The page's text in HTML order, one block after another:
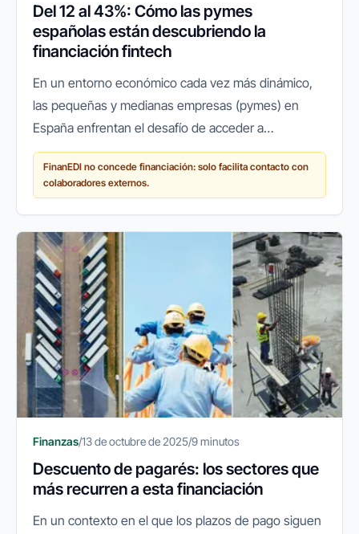
Del 12 al 43%: Cómo las pymes
españolas están descubriendo la
financiación fintech
En un entorno económico cada vez más dinámico,
las pequeñas y medianas empresas (pymes) en
España enfrentan el desafío de acceder a
financiación ágil y flexible para crecer, innovar o
simplemente mantener sus...
FinanEDI no concede financiación: solo facilita contacto con
colaboradores externos.
Finanzas/13 de octubre de 2025/9 minutos
Descuento de pagarés: los sectores que
más recurren a esta financiación
En un contexto en el que los plazos de pago siguen